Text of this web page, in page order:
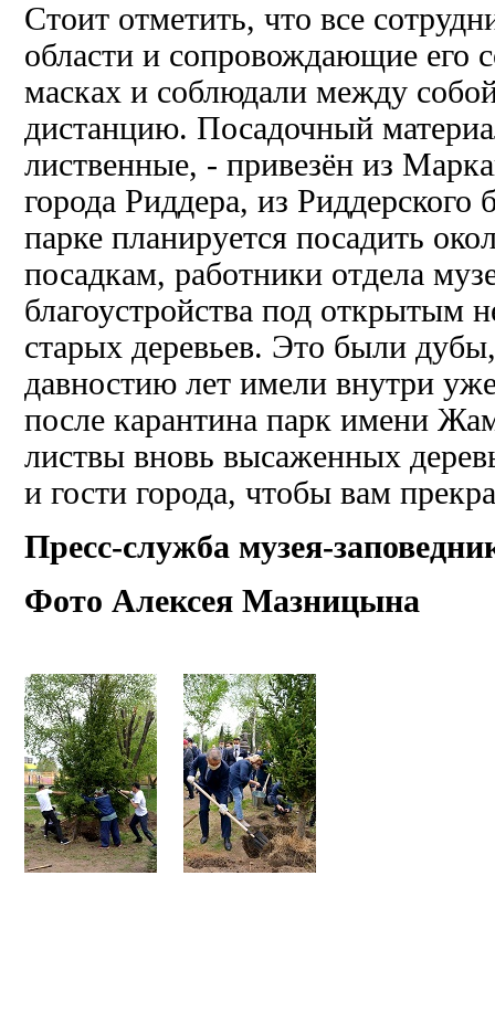
Стоит отметить, что все
области и сопровождающие его
масках и соблюдали между
дистанцию.Посадочный
лиственные, - привезён из
города Риддера, из Риддерского
парке планируется посадить
посадкам, работники отдела
благоустройства под открытым
старых деревьев. Это были
давностию летимели внутри
после карантина парк имени
листвы вновь высаженных
и гости города, чтобы вам
Пресс-служба музея-
Фото Алексея Мазницына